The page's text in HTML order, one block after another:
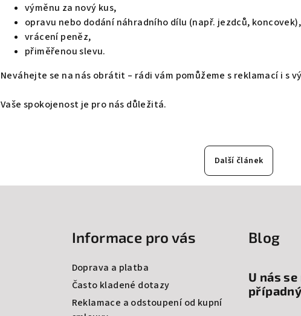
výměnu za nový kus,
opravu nebo dodání náhradního dílu (např. jezdců, koncovek),
vrácení peněz,
přiměřenou slevu.
Neváhejte se na nás obrátit – rádi vám pomůžeme s reklamací i s
Vaše spokojenost je pro nás důležitá.
Další článek
Informace pro vás
Doprava a platba
Často kladené dotazy
Reklamace a odstoupení od kupní
Blog
U nás